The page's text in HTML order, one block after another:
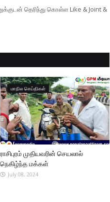
தெரிந்து கொள்ள Like & Joint &
மாநில செய்திகள்
ராசிபுரம் முதியவரின் செயலால்
நெகிழ்ந்த மக்கள்
July 08, 2024